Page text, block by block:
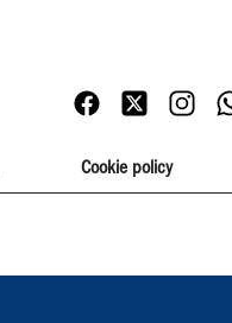
Cookie policy